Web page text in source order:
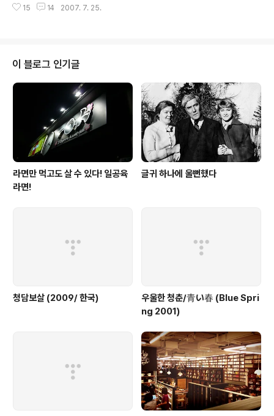
의 초반에서 보여주었던 소녀같고, 어린이 같은 느낌의 시
는 드라마를 찾았다. 정말 아네고 - 파견의 품격을 지나 그
의 빛의 여주인공은 이미 '세상의 중심에서 사랑을 외치
다'에서 눈물나는 연기를 제대로 해내서 국내에서도 인기
가 많은 배우로 알고 있다. (아직 세카츄는 안봤기 때문에
잘 모름) 위의 여주인공은 밖에서는 깔끔하고, 일 잘하고 성
실하게 수행하고 있는 보통 사무실이나 밖에서 볼 수 있는
'지극히 평범한' 여자..
15 14 2007. 7. 25.
이 블로그 인기글
라면만 먹고도 살 수 있다! 일공육
라면!
글귀 하나에 울뻔했다
청담보살 (2009/ 한국)
우울한 청춘/青い春 (Blue Spri
ng 2001)